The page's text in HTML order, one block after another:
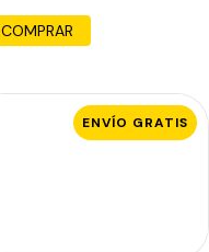
COMPRAR
ENVÍO GRATIS